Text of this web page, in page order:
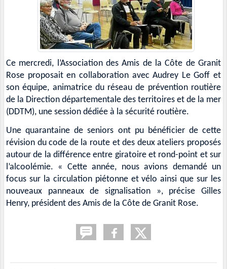
Ce mercredi, l’Association des Amis de la Côte de Granit
Rose proposait en collaboration avec Audrey Le Goff et
son équipe, animatrice du réseau de prévention routière
de la Direction départementale des territoires et de la mer
(DDTM), une session dédiée à la sécurité routière.
Une quarantaine de seniors ont pu bénéficier de cette
révision du code de la route et des deux ateliers proposés
autour de la différence entre giratoire et rond-point et sur
l’alcoolémie. « Cette année, nous avions demandé un
focus sur la circulation piétonne et vélo ainsi que sur les
nouveaux panneaux de signalisation », précise Gilles
Henry, président des Amis de la Côte de Granit Rose.